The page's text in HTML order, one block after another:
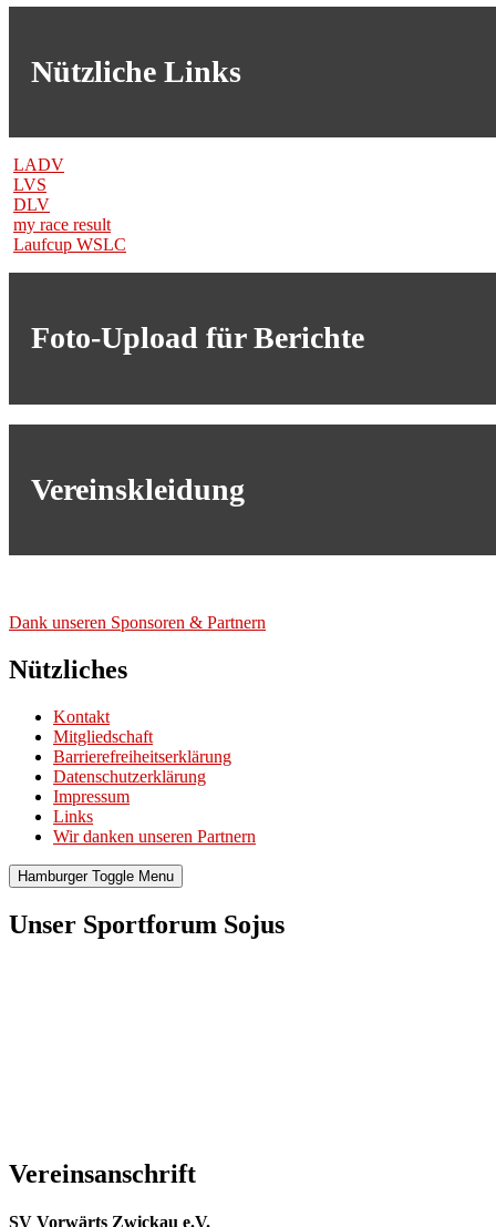
Nützliche Links
LADV
LVS
DLV
my race result
Laufcup WSLC
Foto-Upload für Berichte
Vereinskleidung
Dank unse­ren Spon­so­ren & Part­nern
Nützliches
Kontakt
Mitgliedschaft
Barrierefreiheitserklärung
Datenschutzerklärung
Impressum
Links
Wir danken unseren Partnern
Hamburger Toggle Menu
Unser Sportforum Sojus
Vereinsanschrift
SV Vorwärts Zwickau e.V.